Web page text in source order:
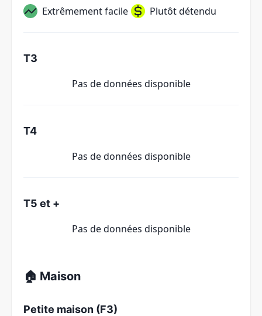
Extrêmement facile Plutôt détendu
T3
Pas de données disponible
T4
Pas de données disponible
T5 et +
Pas de données disponible
🏠 Maison
Petite maison (F3)